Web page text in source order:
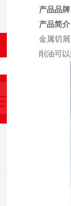
产品品
产品简
金属切
削油可